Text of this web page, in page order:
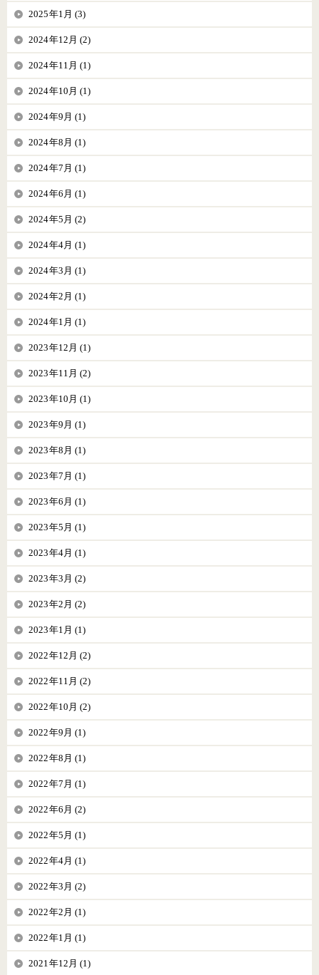
2025年1月 (3)
2024年12月 (2)
2024年11月 (1)
2024年10月 (1)
2024年9月 (1)
2024年8月 (1)
2024年7月 (1)
2024年6月 (1)
2024年5月 (2)
2024年4月 (1)
2024年3月 (1)
2024年2月 (1)
2024年1月 (1)
2023年12月 (1)
2023年11月 (2)
2023年10月 (1)
2023年9月 (1)
2023年8月 (1)
2023年7月 (1)
2023年6月 (1)
2023年5月 (1)
2023年4月 (1)
2023年3月 (2)
2023年2月 (2)
2023年1月 (1)
2022年12月 (2)
2022年11月 (2)
2022年10月 (2)
2022年9月 (1)
2022年8月 (1)
2022年7月 (1)
2022年6月 (2)
2022年5月 (1)
2022年4月 (1)
2022年3月 (2)
2022年2月 (1)
2022年1月 (1)
2021年12月 (1)